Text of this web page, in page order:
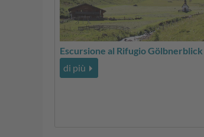
Escursione al Rifugio Gölbnerblick
di più